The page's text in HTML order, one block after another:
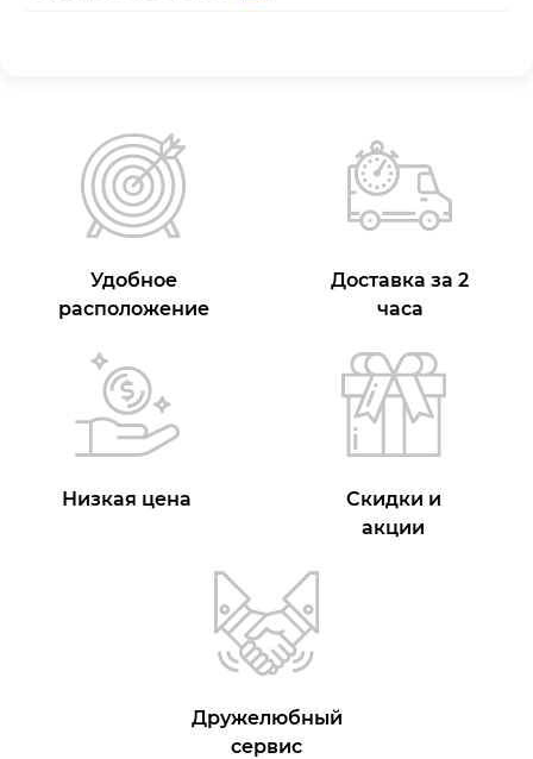
Удобное
расположение
Доставка за 2
часа
Низкая цена
Скидки и
акции
Дружелюбный
сервис